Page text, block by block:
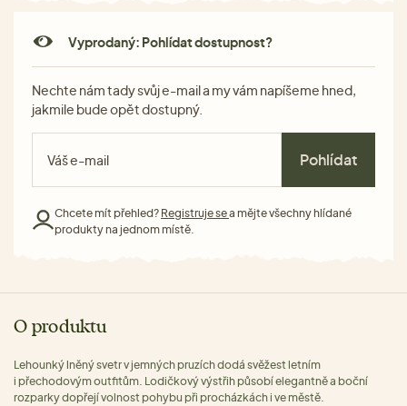
Vyprodaný: Pohlídat dostupnost?
Nechte nám tady svůj e-mail a my vám napíšeme hned,
jakmile bude opět dostupný.
Pohlídat
Chcete mít přehled? Registruje sea mějte všechny hlídané
produkty na jednom místě.
O produktu
Lehounký lněný svetr v jemných pruzích dodá svěžest letním
i přechodovým outfitům. Lodičkový výstřih působí elegantně a boční
rozparky dopřejí volnost pohybu při procházkách i ve městě.